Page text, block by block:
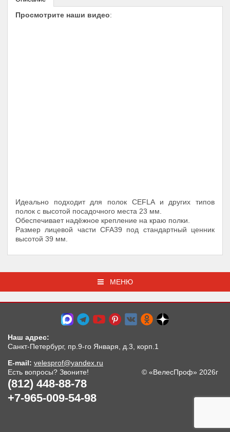
Просмотрите наши видео:
Идеально подходит для полок CEFLA и других типов
полок с высотой посадочного места 23 мм.
Обеспечивает надёжное крепление на краю полки.
Размер лицевой части CFA39 под стандартный ценник
высотой 39 мм.
МЕНЮ
Наш адрес:
Санкт-Петербург, пр.9-го Января, д.3, корп.1
E-mail: velesprof@yandex.ru
Есть вопросы? Звоните!
(812) 448-88-78
+7-965-009-54-98
© «ВелесПроф» 2026г